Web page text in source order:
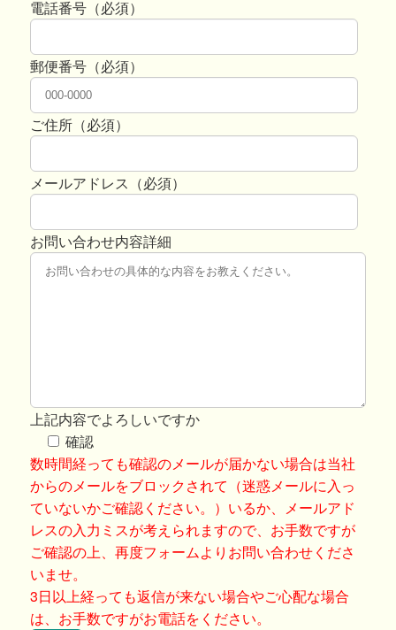
電話番号（必須）
郵便番号（必須）
ご住所（必須）
メールアドレス（必須）
お問い合わせ内容詳細
上記内容でよろしいですか
確認
数時間経っても確認のメールが届かない場合は当社
からのメールをブロックされて（迷惑メールに入っ
ていないかご確認ください。）いるか、メールアド
レスの入力ミスが考えられますので、お手数ですが
ご確認の上、再度フォームよりお問い合わせくださ
いませ。
3日以上経っても返信が来ない場合やご心配な場合
は、お手数ですがお電話をください。